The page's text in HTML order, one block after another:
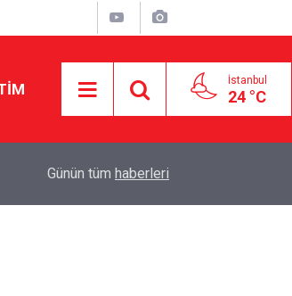
İstanbul
24 °C
Tercihine Yerleşti
Günün tüm haberleri